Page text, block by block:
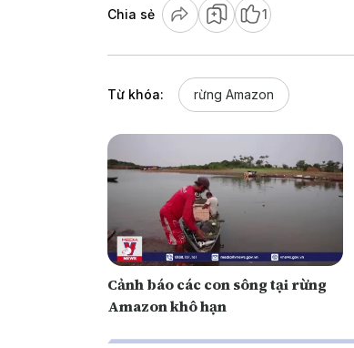
Chia sẻ 1
Từ khóa: rừng Amazon
Cảnh báo các con sông tại rừng
Amazon khô hạn